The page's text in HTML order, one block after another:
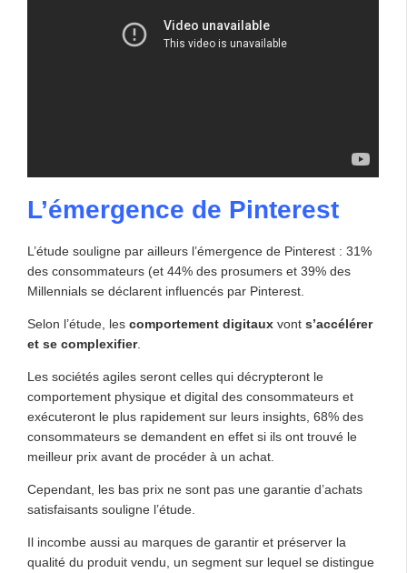
L’émergence de Pinterest
L’étude souligne par ailleurs l’émergence de Pinterest : 31%
des consommateurs (et 44% des prosumers et 39% des
Millennials se déclarent influencés par Pinterest.
Selon l’étude, les comportement digitaux vont s’accélérer
et se complexifier.
Les sociétés agiles seront celles qui décrypteront le
comportement physique et digital des consommateurs et
exécuteront le plus rapidement sur leurs insights, 68% des
consommateurs se demandent en effet si ils ont trouvé le
meilleur prix avant de procéder à un achat.
Cependant, les bas prix ne sont pas une garantie d’achats
satisfaisants souligne l’étude.
Il incombe aussi au marques de garantir et préserver la
qualité du produit vendu, un segment sur lequel se distingue